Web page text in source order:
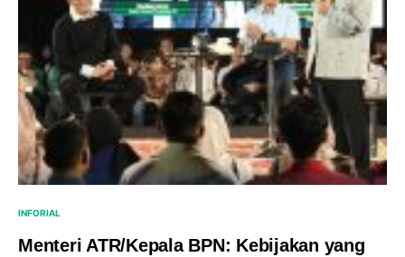
INFORIAL
Menteri ATR/Kepala BPN: Kebijakan yang